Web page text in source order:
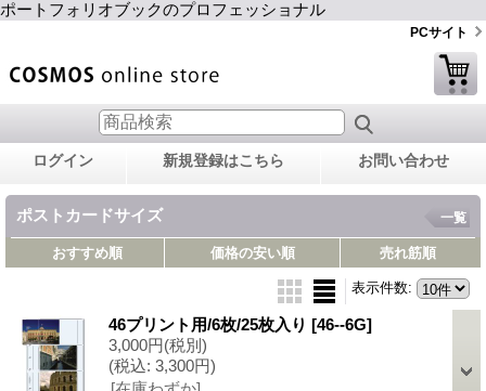
ポートフォリオブックのプロフェッショナル
PCサイト
ログイン 新規登録はこちら お問い合わせ
ポストカードサイズ 一覧
おすすめ順 価格の安い順 売れ筋順
表示件数:
46プリント用/6枚/25枚入り [46--6G]
3,000円(税別)
(税込: 3,300円)